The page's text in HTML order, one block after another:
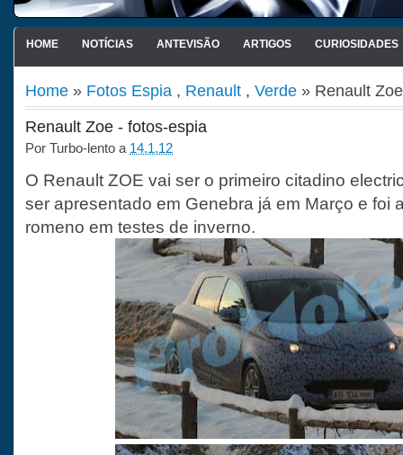
HOME NOTÍCIAS ANTEVISÃO ARTIGOS CURIOSIDADES
Home » Fotos Espia , Renault , Verde » Renault
Renault Zoe - fotos-espia
Por Turbo-lento a 14.1.12
O Renault ZOE vai ser o primeiro citadino
ser apresentado em Genebra já em Março e foi
romeno em testes de inverno.